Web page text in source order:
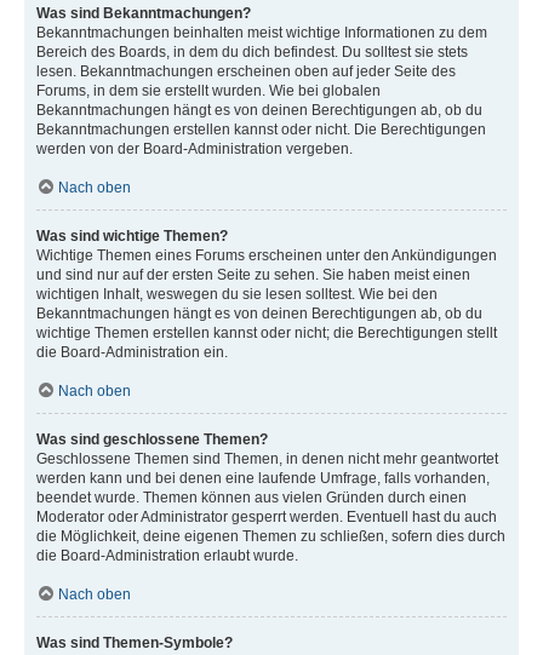
Was sind Bekanntmachungen?
Bekanntmachungen beinhalten meist wichtige Informationen zu dem
Bereich des Boards, in dem du dich befindest. Du solltest sie stets
lesen. Bekanntmachungen erscheinen oben auf jeder Seite des
Forums, in dem sie erstellt wurden. Wie bei globalen
Bekanntmachungen hängt es von deinen Berechtigungen ab, ob du
Bekanntmachungen erstellen kannst oder nicht. Die Berechtigungen
werden von der Board-Administration vergeben.
Nach oben
Was sind wichtige Themen?
Wichtige Themen eines Forums erscheinen unter den Ankündigungen
und sind nur auf der ersten Seite zu sehen. Sie haben meist einen
wichtigen Inhalt, weswegen du sie lesen solltest. Wie bei den
Bekanntmachungen hängt es von deinen Berechtigungen ab, ob du
wichtige Themen erstellen kannst oder nicht; die Berechtigungen stellt
die Board-Administration ein.
Nach oben
Was sind geschlossene Themen?
Geschlossene Themen sind Themen, in denen nicht mehr geantwortet
werden kann und bei denen eine laufende Umfrage, falls vorhanden,
beendet wurde. Themen können aus vielen Gründen durch einen
Moderator oder Administrator gesperrt werden. Eventuell hast du auch
die Möglichkeit, deine eigenen Themen zu schließen, sofern dies durch
die Board-Administration erlaubt wurde.
Nach oben
Was sind Themen-Symbole?